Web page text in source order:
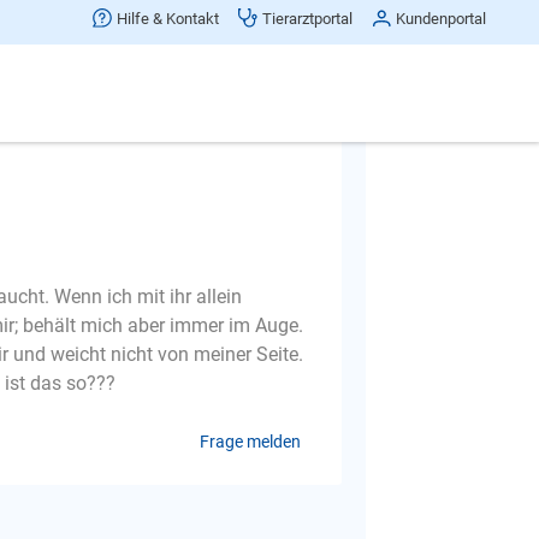
Hilfe & Kontakt Tierarztportal Kundenportal
Wenn ich mit ihr allein
behält mich aber immer im Auge.
und weicht nicht von meiner Seite.
das so???
Frage melden